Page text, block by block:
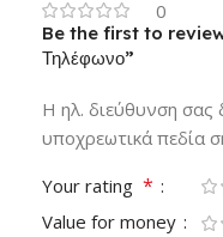
0
Be the first to
Τηλέφωνο”
Η ηλ. διεύθυνση σας
υποχρεωτικά πεδία
Your rating *
Value for money